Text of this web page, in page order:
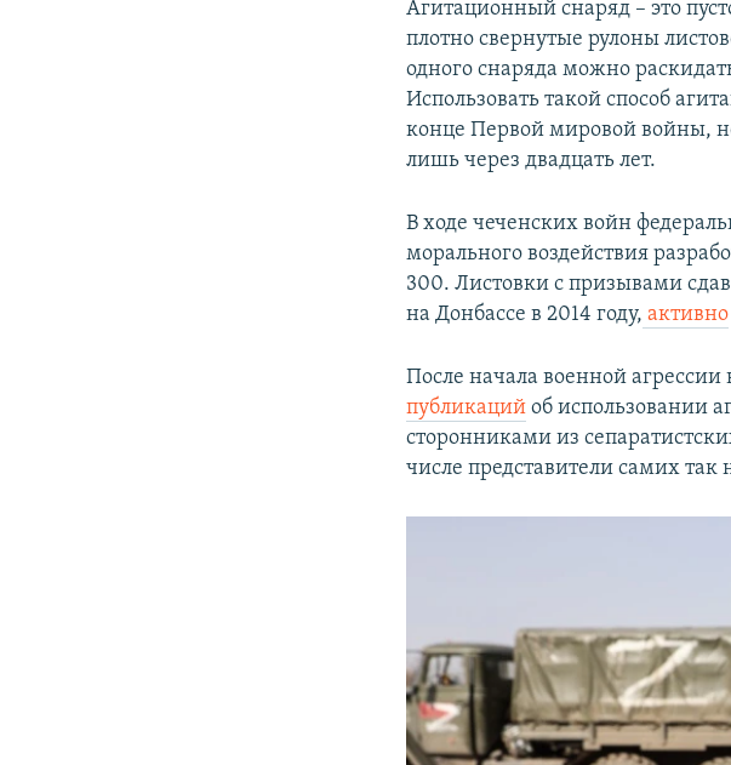
Агитационный снаряд – это
плотно свернутые рулоны
одного снаряда можно
Использовать такой способ
конце Первой мировой войны,
лишь через двадцать лет.
В ходе чеченских войн
морального воздействия
300. Листовки с призывами
на Донбассе в 2014 году, активно
После начала военной
публикаций об использовании
сторонниками из
числе представители самих